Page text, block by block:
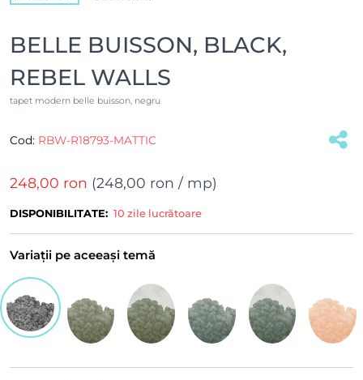
BELLE BUISSON, BLACK,
REBEL WALLS
tapet modern belle buisson, negru
Cod: RBW-R18793-MATTIC
248,00 ron (248,00 ron / mp)
DISPONIBILITATE: 10 zile lucrătoare
Variații pe aceeași temă